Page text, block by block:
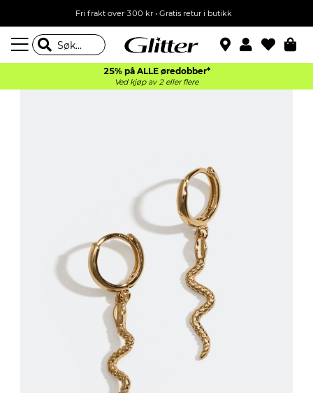
Fri frakt over 300 kr • Gratis retur i butikk
25% på ALLE øredobber*
Ved kjøp av 2 eller flere